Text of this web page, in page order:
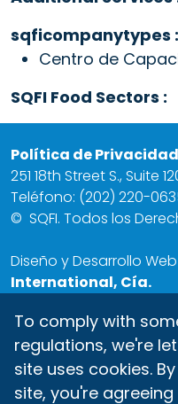
sqficompanytypes :
Centro de
SQFI Food Sectors :
Política de Privacidad
251 18th Street S., Suite
Teléfono: (202) 220-
© SQFI. Todos los
Diseño y Desarrollo
International, Cía.
To comply with
regulations, we're
site uses cookies.
site, you're